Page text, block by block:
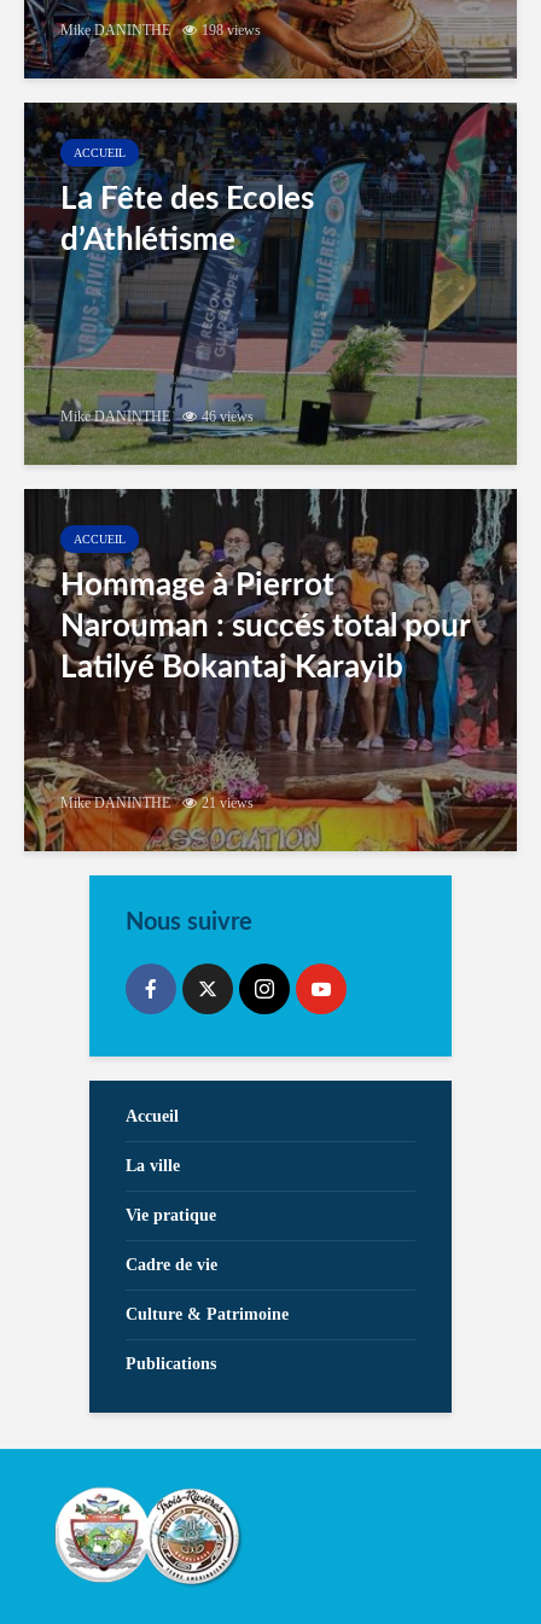
Mike DANINTHE 198 views
ACCUEIL
La Fête des Ecoles
d’Athlétisme
Mike DANINTHE 46 views
ACCUEIL
Hommage à Pierrot
Narouman : succés total pour
Latilyé Bokantaj Karayib
Mike DANINTHE 21 views
Nous suivre
Accueil
La ville
Vie pratique
Cadre de vie
Culture & Patrimoine
Publications